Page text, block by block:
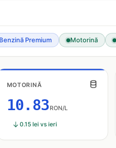
Premium Motorină
MOTORINĂ
10.83 RON/L
0.15 lei vs ieri